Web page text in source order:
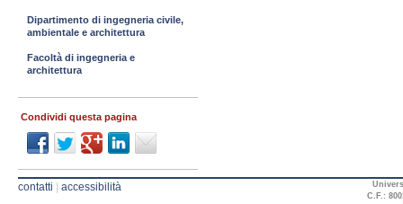
Dipartimento di ingegneria civile,
ambientale e architettura
Facoltà di ingegneria e
architettura
Condividi questa pagina
contatti accessibilità
C.F.: